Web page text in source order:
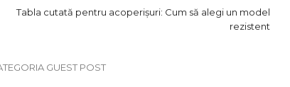
Tabla cutată pentru acoperișuri: Cum să alegi un model
rezistent
GUEST POST